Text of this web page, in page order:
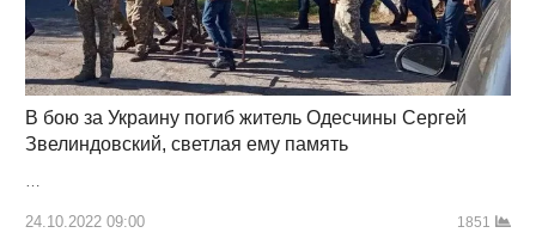
В бою за Украину погиб житель Одесчины Сергей
Звелиндовский, светлая ему память
24.10.2022 09:00 1851